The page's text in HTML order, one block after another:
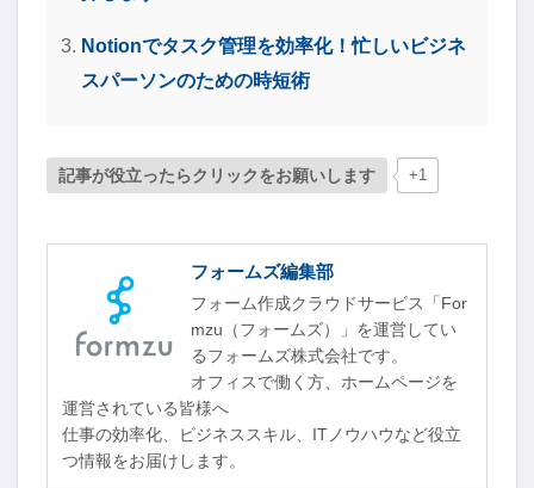
Notionでタスク管理を効率化！忙しいビジネ
スパーソンのための時短術
記事が役立ったらクリックをお願いします +1
フォームズ編集部
フォーム作成クラウドサービス「For
mzu（フォームズ）」を運営してい
るフォームズ株式会社です。
オフィスで働く方、ホームページを
運営されている皆様へ
仕事の効率化、ビジネススキル、ITノウハウなど役立
つ情報をお届けします。